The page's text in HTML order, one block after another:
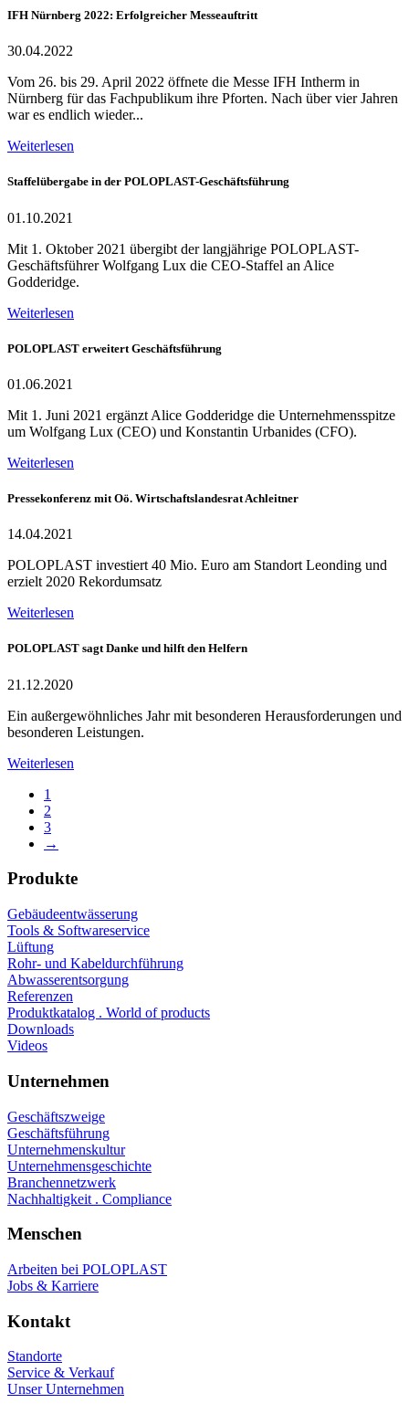
IFH Nürnberg 2022: Erfolgreicher Messeauftritt
30.04.2022
Vom 26. bis 29. April 2022 öffnete die Messe IFH Intherm in
Nürnberg für das Fachpublikum ihre Pforten. Nach über vier Jahren
war es endlich wieder...
Weiterlesen
Staffelübergabe in der POLOPLAST-Geschäftsführung
01.10.2021
Mit 1. Oktober 2021 übergibt der langjährige POLOPLAST-
Geschäftsführer Wolfgang Lux die CEO-Staffel an Alice
Godderidge.
Weiterlesen
POLOPLAST erweitert Geschäftsführung
01.06.2021
Mit 1. Juni 2021 ergänzt Alice Godderidge die Unternehmensspitze
um Wolfgang Lux (CEO) und Konstantin Urbanides (CFO).
Weiterlesen
Pressekonferenz mit Oö. Wirtschaftslandesrat Achleitner
14.04.2021
POLOPLAST investiert 40 Mio. Euro am Standort Leonding und
erzielt 2020 Rekordumsatz
Weiterlesen
POLOPLAST sagt Danke und hilft den Helfern
21.12.2020
Ein außergewöhnliches Jahr mit besonderen Herausforderungen und
besonderen Leistungen.
Weiterlesen
1
2
3
→
Produkte
Gebäudeentwässerung
Tools & Softwareservice
Lüftung
Rohr- und Kabeldurchführung
Abwasserentsorgung
Referenzen
Produktkatalog . World of products
Downloads
Videos
Unternehmen
Geschäftszweige
Geschäftsführung
Unternehmenskultur
Unternehmensgeschichte
Branchennetzwerk
Nachhaltigkeit . Compliance
Menschen
Arbeiten bei POLOPLAST
Jobs & Karriere
Kontakt
Standorte
Service & Verkauf
Unser Unternehmen